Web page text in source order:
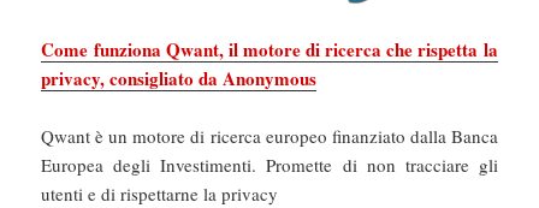
Come funziona Qwant, il motore di ricerca che rispetta la
privacy, consigliato da Anonymous
Qwant è un motore di ricerca europeo finanziato dalla Banca
Europea degli Investimenti. Promette di non tracciare gli
utenti e di rispettarne la privacy